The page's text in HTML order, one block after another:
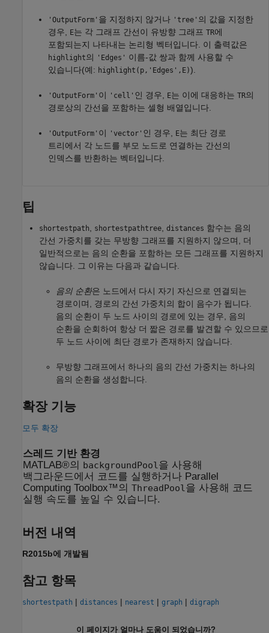
'OutputForm' 을 지정하지 않거나 'tree' 의 값을 지정한
경우, E는 각 그래프 간선이 유방향 그래프 TR에
포함되는지 나타내는 논리형 벡터입니다. 이 출력값은
highlight의 'Edges' 이름-값 쌍과 함께 사용할 수
있습니다(예: highlight(p,'Edges',E)).
'OutputForm' 이 'cell' 인 경우, E는 이에 대응하는 TR의
경로상의 간선을 포함하는 셀형 배열입니다.
'OutputForm' 이 'vector' 인 경우, E는 최단 경로
트리에서 각 노드를 부모 노드로 연결하는 간선의
인덱스를 반환하는 벡터입니다.
팁
shortestpath, shortestpathtree, distances 함수는 음의
간선 가중치를 갖는 무방향 그래프를 지원하지 않으며, 더
일반적으로는 음의 순환을 포함하는 모든 그래프를 지원하지
않습니다. 그 이유는 다음과 같습니다.
음의 순환은 노드에서 다시 자기 자신으로 연결되는
경로이며, 경로의 간선 가중치의 합이 음수가 됩니다.
음의 순환이 두 노드 사이의 경로에 있는 경우, 음의
순환을 순회하여 항상 더 짧은 경로를 발견할 수 있으므로
두 노드 사이에 최단 경로가 존재하지 않습니다.
무방향 그래프에서 하나의 음의 간선 가중치는 하나의
음의 순환을 생성합니다.
확장 기능
모두 확장
스레드 기반 환경
MATLAB®의 backgroundPool 을 사용해
백그라운드에서 코드를 실행하거나 Parallel
Computing Toolbox™의 ThreadPool 을 사용해 코드
실행 속도를 높일 수 있습니다.
버전 내역
R2015b에 개발됨
참고 항목
shortestpath | distances | nearest | graph | digraph
이 페이지가 얼마나 도움이 되었습니까?